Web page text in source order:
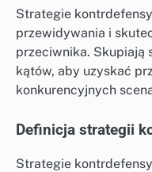
Strategie
przewidywania i
przeciwnika. Skupiają
kątów, aby uzyskać
konkurencyjnych
Definicja strategii
Strategie